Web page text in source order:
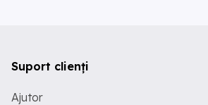
Suport clienți
Ajutor